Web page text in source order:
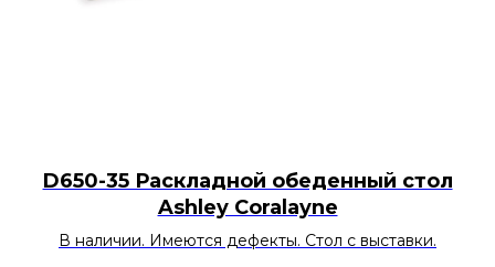
D650-35 Раскладной обеденный стол
Ashley Coralayne
В наличии. Имеются дефекты. Стол с выставки.